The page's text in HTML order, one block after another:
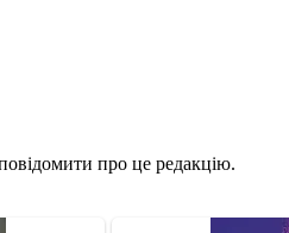
про це редакцію.